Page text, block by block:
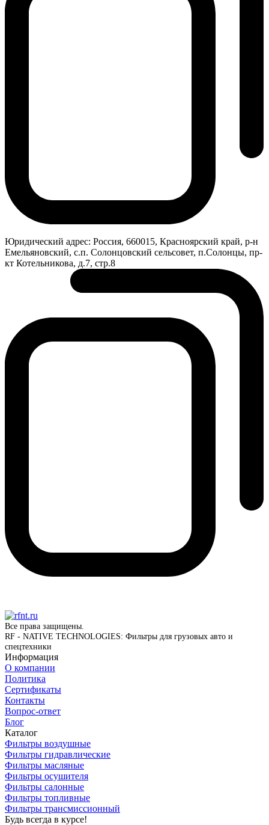
Юридический адрес: Россия, 660015, Красноярский край, р-н
Емельяновский, с.п. Солонцовский сельсовет, п.Солонцы, пр-
кт Котельникова, д.7, стр.8
Все права защищены.
RF - NATIVE TECHNOLOGIES: Фильтры для грузовых авто и
спецтехники
Информация
О компании
Политика
Сертификаты
Контакты
Вопрос-ответ
Блог
Каталог
Фильтры воздушные
Фильтры гидравлические
Фильтры масляные
Фильтры осушителя
Фильтры салонные
Фильтры топливные
Фильтры трансмиссионный
Будь всегда в курсе!